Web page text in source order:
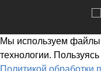
Мы используем файлы
технологии.
Политикой обработки